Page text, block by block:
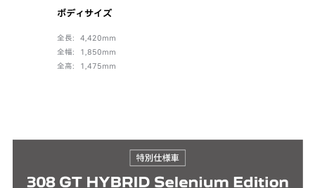
ボディサイズ
全長：4,420mm
全幅：1,850mm
全高：1,475mm